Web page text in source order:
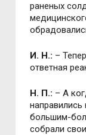
раненых
И. Н.: –
ответная
Н. П.: – А
большим-
собрали